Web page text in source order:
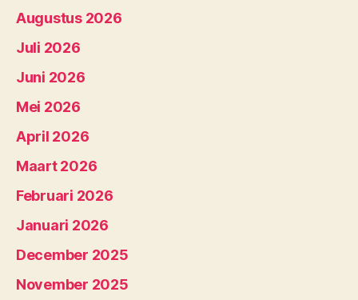
Augustus 2026
Juli 2026
Juni 2026
Mei 2026
April 2026
Maart 2026
Februari 2026
Januari 2026
December 2025
November 2025